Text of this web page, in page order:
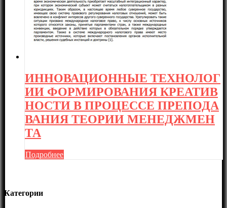
ИННОВАЦИОННЫЕ ТЕХНОЛОГ
ИИ ФОРМИРОВАНИЯ КРЕАТИВ
НОСТИ В ПРОЦЕССЕ ПРЕПОДА
ВАНИЯ ТЕОРИИ МЕНЕДЖМЕН
ТА
Подробнее
Категории